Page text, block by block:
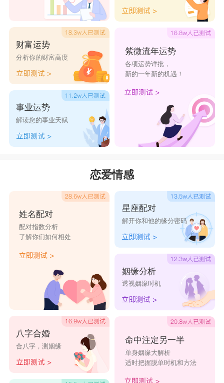
洋瑜 深谷 轩文 紫晓
财富运势
分析你的财富高度
事业运势
解读您的事业天赋
紫微流年运势
各项运势详批，
新的一年新的机遇！
恋爱情感
姓名配对
配对指数分析
了解你们如何相处
八字合婚
合八字，测姻缘
星座配对
解开你和他的缘分密码
姻缘分析
透视姻缘时机
命中注定另一半
单身姻缘大解析
适时把握脱单时机和方法